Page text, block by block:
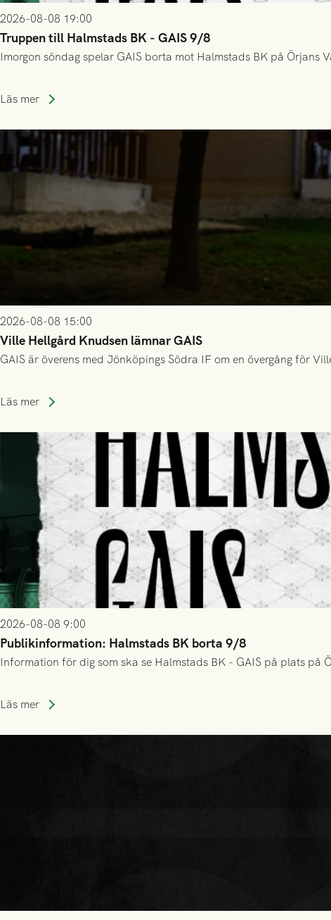
2026-08-08 19:00
Truppen till Halmstads BK - GAIS 9/8
Imorgon söndag spelar GAIS borta mot Halmstads BK på
Läs mer
2026-08-08 15:00
Ville Hellgård Knudsen lämnar GAIS
GAIS är överens med Jönköpings Södra IF om en övergång för
Läs mer
2026-08-08 9:00
Publikinformation: Halmstads BK borta 9/8
Information för dig som ska se Halmstads BK - GAIS på plats på
Läs mer